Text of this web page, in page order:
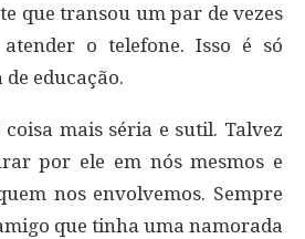
que transou um par de vezes
o telefone. Isso é só
educação.
mais séria e sutil. Talvez
por ele em nós mesmos e
nos envolvemos. Sempre
que tinha uma namorada